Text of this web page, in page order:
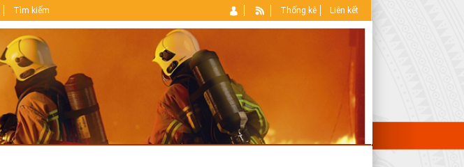
Tìm kiếm Thống kê Liên kết